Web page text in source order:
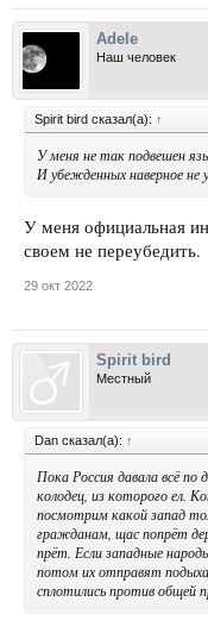
Adele
Наш человек
Spirit bird сказал(а): ↑
У меня не так подвешен
И убежденных наверное не
У меня официальная
своем не переубедить.
29 окт 2022
Spirit bird
Местный
Dan сказал(а): ↑
Пока Россия давала всё по
колодец, из которого ел.
посмотрим какой запад
гражданам, щас попрёт
прёт. Если западные
потом их отправят
сплотились против общей